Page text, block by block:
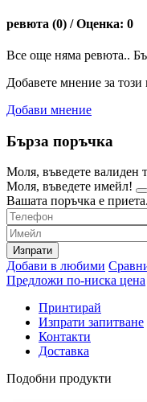
ревюта (0) / Оценка: 0
Все още няма ревюта..
Добавете мнение за този
Добави мнение
Бърза поръчка
Моля, въведете валиден
Моля, въведете имейл!
Вашата поръчка е приета.
Изпрати
Добави в любими
Предложи по-ниска цена
Принтирай
Изпрати запитване
Контакти
Доставка
Подобни продукти